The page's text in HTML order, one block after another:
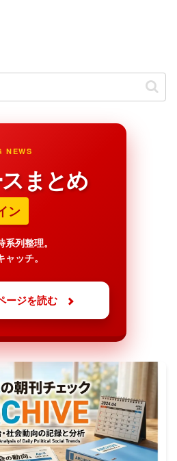
NEWS
まとめ
ン
列整理。
ッチ。
ージを読む